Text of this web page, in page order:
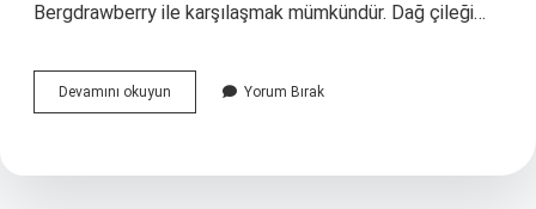
Bergdrawberry ile karşılaşmak mümkündür. Dağ çileği…
Devamını okuyun
Çilek
Yorum Bırak